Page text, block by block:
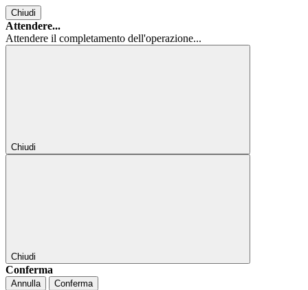
Chiudi
Attendere...
Attendere il completamento dell'operazione...
Chiudi
Chiudi
Conferma
Annulla Conferma